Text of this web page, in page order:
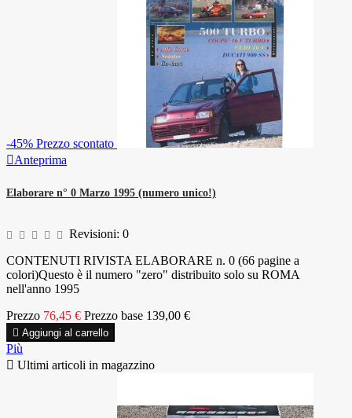
-45% Prezzo scontato
Anteprima
Elaborare n° 0 Marzo 1995 (numero unico!)
Revisioni: 0
CONTENUTI RIVISTA ELABORARE n. 0 (66 pagine a
colori)Questo è il numero "zero" distribuito solo su ROMA
nell'anno 1995
Prezzo 76,45 € Prezzo base 139,00 €
 Aggiungi al carrello
Più
 Ultimi articoli in magazzino